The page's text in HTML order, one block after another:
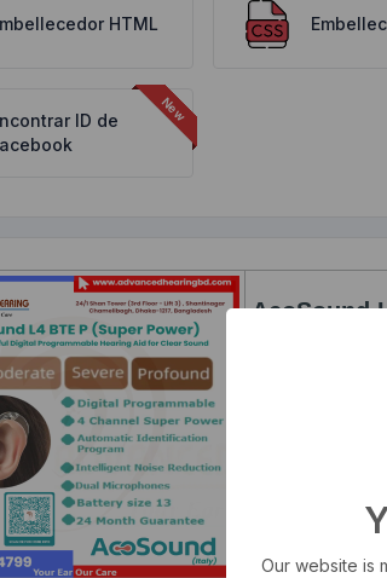
HTML
ID de
Our website is